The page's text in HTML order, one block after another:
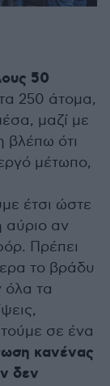
50
250 άτομα,
μαζί με
βλέπω ότι
μέτωπο,
έτσι ώστε
αν
Πρέπει
το βράδυ
όλα τα
σε ένα
κανένας
δεν